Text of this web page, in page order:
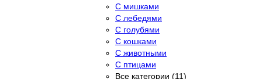
С мишками
С лебедями
С голубями
С кошками
С животными
С птицами
Все категории (11)